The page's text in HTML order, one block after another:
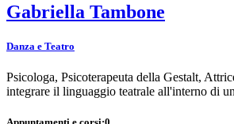
Gabriella Tambone
Danza e Teatro
Psicologa, Psicoterapeuta della Gestalt,
integrare il linguaggio teatrale all'interno di